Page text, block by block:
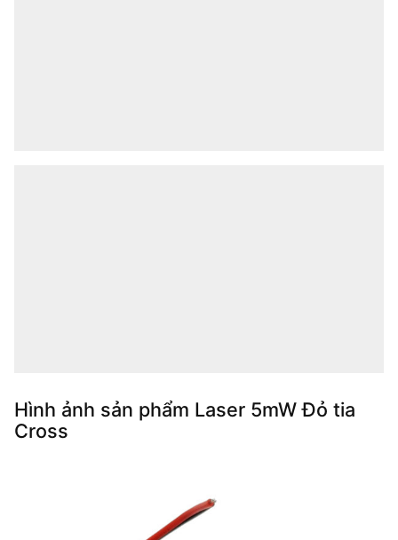
Hình ảnh sản phẩm Laser 5mW Đỏ tia
Cross